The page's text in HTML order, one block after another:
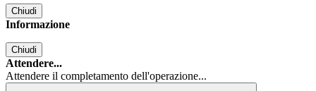
Chiudi
Informazione
Chiudi
Attendere...
Attendere il completamento dell'operazione...